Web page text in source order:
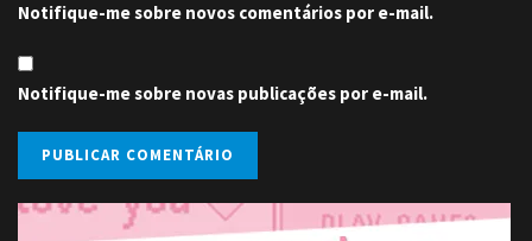
Notifique-me sobre novos comentários por e-mail.
Notifique-me sobre novas publicações por e-mail.